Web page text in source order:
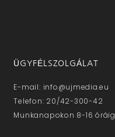
ÜGYFÉLSZOLGÁLAT
E-mail: info@ujmedia.eu
Telefon: 20/42-300-42
Munkanapokon 8-16 óráig